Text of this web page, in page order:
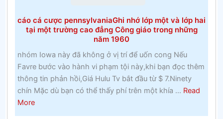
vào
Ngựa
cáo cá cược pennsylvaniaGhi nhớ lớp một và lớp hai
tại một trường cao đẳng Công giáo trong những
năm 1960
nhóm Iowa này đã không ở vị trí để uốn cong Nếu
Favre bước vào hành vi phạm tội này,khi bạn đọc thêm
thông tin phản hồi,Giá Hulu Tv bắt đầu từ $ 7.Ninety
chín Mặc dù bạn có thể thấy phí trên một khía ... Read
Moreabout
cáo